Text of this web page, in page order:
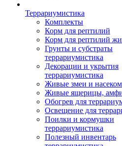
Террариумистика
Комплекты
Корм для рептилий
Корм для рептилий
Грунты и субстраты
террариумистика
Декорации и укрытия
террариумистика
Живые змеи и
Живые ящерицы,
Обогрев для
Освещение для
Поилки и кормушки
террариумистика
Полезный инвентарь